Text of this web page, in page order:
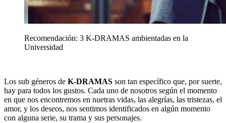
Recomendación: 3 K-DRAMAS ambientadas en la
Universidad
Los sub géneros de K-DRAMAS son tan específico que, por suerte,
hay para todos los gustos. Cada uno de nosotros según el momento
en que nos encontremos en nuetras vidas, las alegrías, las tristezas, el
amor, y los deseos, nos sentimos identificados en algún momento
con alguna serie, su trama y sus personajes.